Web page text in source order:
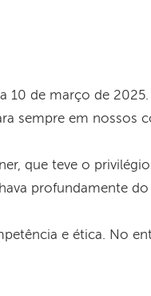
10 de março de
sempre em nossos
que teve o
profundamente
e ética. No